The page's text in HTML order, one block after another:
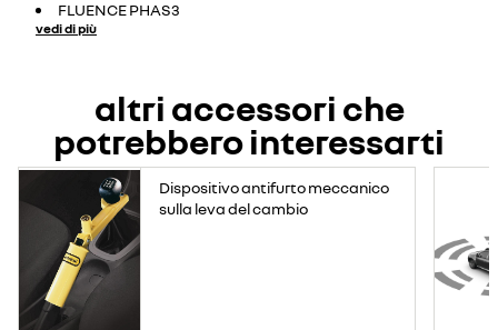
FLUENCE PHAS3
vedi di più
altri accessori che
potrebbero interessarti
Dispositivo antifurto meccanico
sulla leva del cambio